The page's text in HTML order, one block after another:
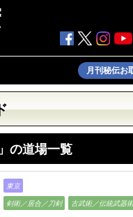
月刊秘伝お
の道場一覧
東京
剣術／居合／刀剣
古武術／伝統武器術